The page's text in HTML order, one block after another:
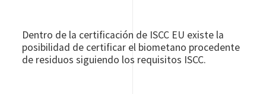
Dentro de la certificación de ISCC EU existe la
posibilidad de certificar el biometano procedente
de residuos siguiendo los requisitos ISCC.